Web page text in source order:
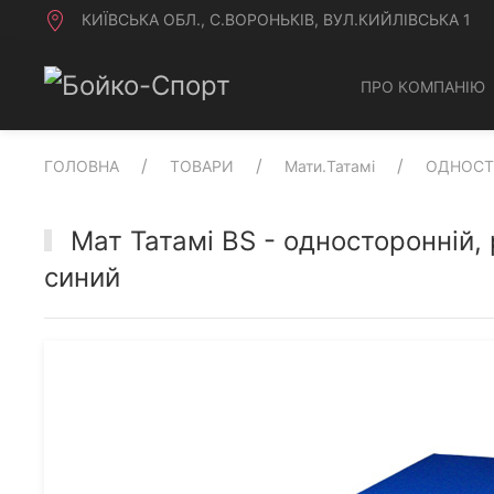
КИЇВСЬКА ОБЛ., С.ВОРОНЬКІВ, ВУЛ.КИЙЛІВСЬКА 1
ПРО КОМПАНІЮ
ГОЛОВНА ТОВАРИ Мати.Татамі
Мат Татамі BS -
синий